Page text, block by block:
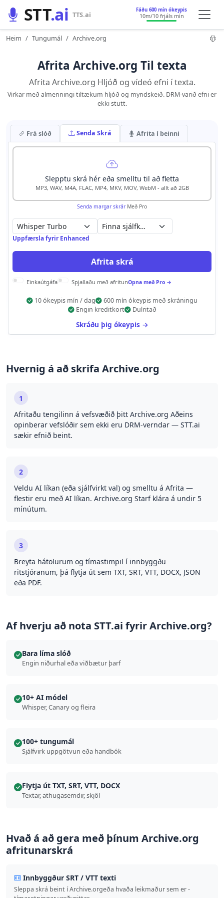
STT.ai TTS.ai Fáðu 600 mín ókeypis
10m/10 frjáls mín
Heim Tungumál Archive.org
Afrita Archive.org Til texta
Afrita Archive.org Hljóð og vídeó efni í texta.
Virkar með almenningi tiltækum hljóð og myndskeið. DRM-varið efni er
ekki stutt.
Frá slóð Senda Skrá Afrita í beinni
Slepptu skrá hér eða smelltu til að fletta
MP3, WAV, M4A, FLAC, MP4, MKV, MOV, WebM - allt að 2GB
Senda margar skrár Með Pro
Finna sjálfkrafa
Uppfærsla fyrir Enhanced
Afrita skrá
Einkaútgáfa Spjallaðu með afritunOpna með Pro →
10 ókeypis mín / dag
600 mín ókeypis með skráningu
Engin kreditkort
Dulritað
Skráðu þig ókeypis →
Hvernig á að skrifa Archive.org
1
Afritaðu tengilinn á vefsvæðið þitt Archive.org Aðeins
opinberar vefslóðir sem ekki eru DRM-verndar — STT.ai
sækir efnið beint.
2
Veldu AI líkan (eða sjálfvirkt val) og smelltu á Afrita —
flestir eru með AI líkan. Archive.org Starf klára á undir 5
mínútum.
3
Breyta hátölurum og tímastimpil í innbyggðu
ritstjóranum, þá flytja út sem TXT, SRT, VTT, DOCX, JSON
eða PDF.
Af hverju að nota STT.ai fyrir Archive.org?
Bara líma slóð
Engin niðurhal eða viðbætur þarf
10+ AI módel
Whisper, Canary og fleira
100+ tungumál
Sjálfvirk uppgötvun eða handbók
Flytja út TXT, SRT, VTT, DOCX
Textar, athugasemdir, skjöl
Hvað á að gera með þínum Archive.org
afritunarskrá
Innbyggður SRT / VTT texti
Sleppa skrá beint í Archive.orgeða hvaða leikmaður sem er -